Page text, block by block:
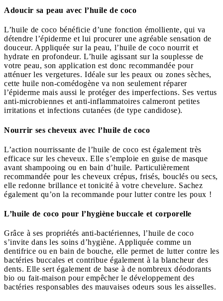
Adoucir sa peau avec l’huile de coco
L’huile de coco bénéficie d’une fonction émolliente, qui va
détendre l’épiderme et lui procurer une agréable sensation de
douceur. Appliquée sur la peau, l’huile de coco nourrit et
hydrate en profondeur. L’huile agissant sur la souplesse de
votre peau, son application est donc recommandée pour
atténuer les vergetures. Idéale sur les peaux ou zones sèches,
cette huile non-comédogène va non seulement réparer
l’épiderme mais aussi le protéger des imperfections. Ses vertus
anti-microbiennes et anti-inflammatoires calmeront petites
irritations et infections cutanées (de type candidose).
Nourrir ses cheveux avec l’huile de coco
L’action nourrissante de l’huile de coco est également très
efficace sur les cheveux. Elle s’emploie en guise de masque
avant shampooing ou en bain d’huile. Particulièrement
recommandée pour les cheveux crépus, frisés, bouclés ou secs,
elle redonne brillance et tonicité à votre chevelure. Sachez
également qu’on la recommande pour lutter contre les poux !
L’huile de coco pour l’hygiène buccale et corporelle
Grâce à ses propriétés anti-bactériennes, l’huile de coco
s’invite dans les soins d’hygiène. Appliquée comme un
dentifrice ou en bain de bouche, elle permet de lutter contre les
bactéries buccales et contribue également à la blancheur des
dents. Elle sert également de base à de nombreux déodorants
bio ou fait-maison pour empêcher le développement des
bactéries responsables des mauvaises odeurs sous les aisselles.